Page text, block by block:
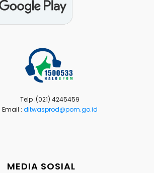
Telp :(021) 4245459
Email : ditwasprod@pom.go.id
MEDIA SOSIAL